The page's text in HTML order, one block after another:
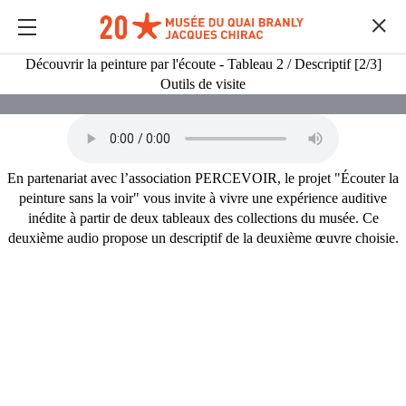
Découvrir la peinture par l'écoute - Tableau 2 / Descriptif [2/3]
Outils de visite
En partenariat avec l’association PERCEVOIR, le projet "Écouter la
peinture sans la voir" vous invite à vivre une expérience auditive
inédite à partir de deux tableaux des collections du musée. Ce
deuxième audio propose un descriptif de la deuxième œuvre choisie.
MULTIMEDIAS